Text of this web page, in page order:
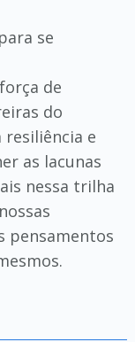
se
de
do
e
as lacunas
nessa trilha
pensamentos